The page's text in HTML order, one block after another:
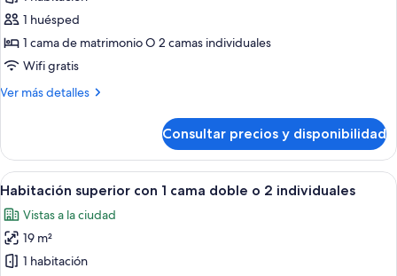
Habitación
estándar
doble
uso
1 huésped
1 cama de matrimonio O 2 camas individuales
Wifi gratis
Ver más detalles
Más
estándar
doble
de
individual
Consultar precios y disponibilidad
Abrir
todas
las
fotos
de
Habitación de hotel con cama,
11
Habitación superior con 1 cama doble o 2 individuales
Vistas a la ciudad
19 m²
1 habitación